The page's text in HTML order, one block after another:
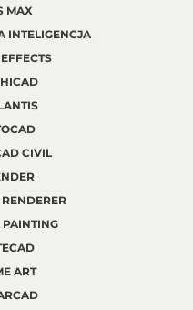
MAX
INTELIGENCJA
CIVIL
PAINTING
ART